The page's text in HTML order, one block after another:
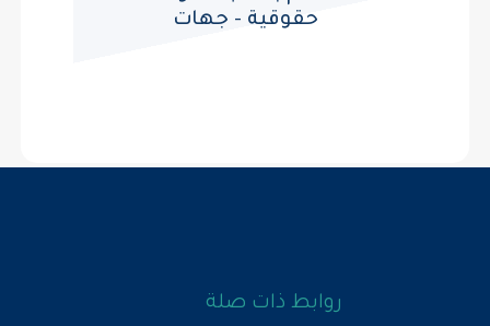
حقوقية - جهات
روابط ذات صلة